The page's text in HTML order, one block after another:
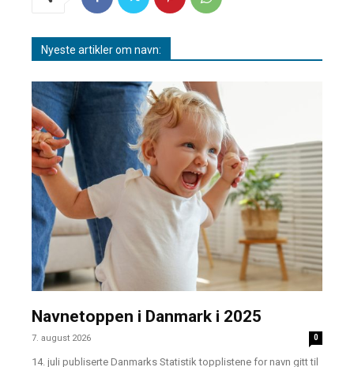
Nyeste artikler om navn:
Navnetoppen i Danmark i 2025
7. august 2026 0
14. juli publiserte Danmarks Statistik topplistene for navn gitt til